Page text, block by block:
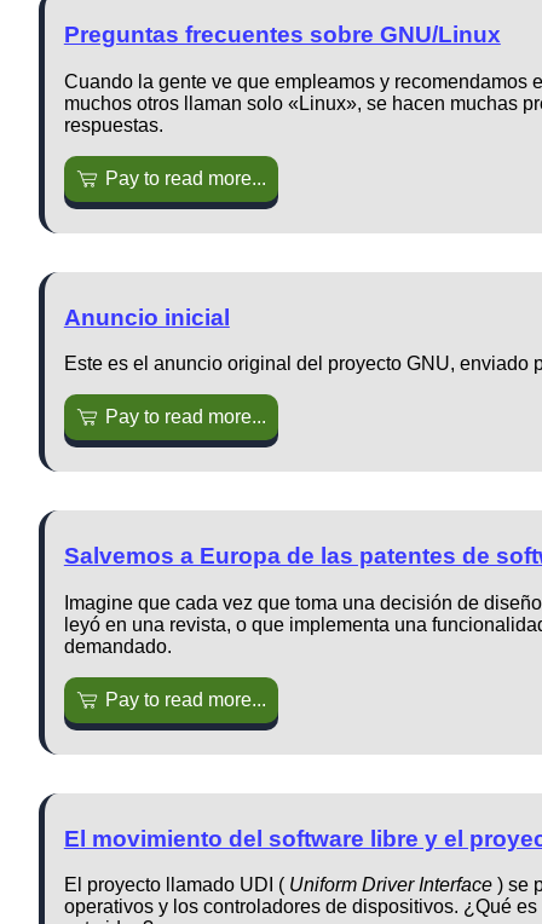
Preguntas frecuentes sobre GNU/Linux
Cuando la gente ve que empleamos y recomendamos
muchos otros llaman solo «Linux», se hacen muchas
respuestas.
Pay to read more...
Anuncio inicial
Este es el anuncio original del proyecto GNU, enviado
Pay to read more...
Salvemos a Europa de las patentes de
Imagine que cada vez que toma una decisión de
leyó en una revista, o que implementa una
demandado.
Pay to read more...
El movimiento del software libre y el
El proyecto llamado UDI ( Uniform Driver Interface ) se
operativos y los controladores de dispositivos. ¿Qué